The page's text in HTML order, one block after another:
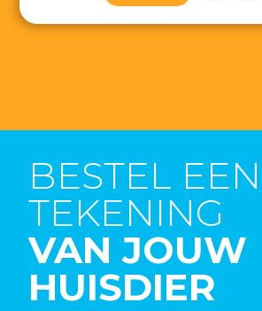
BESTEL EEN
TEKENING
VAN JOUW
HUISDIER